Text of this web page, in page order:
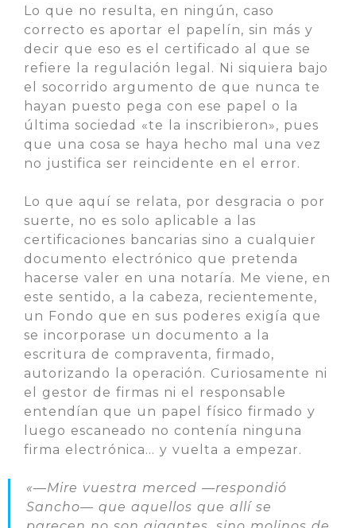
Lo que no resulta, en ningún, caso
correcto es aportar el papelín, sin más y
decir que eso es el certificado al que se
refiere la regulación legal. Ni siquiera bajo
el socorrido argumento de que nunca te
hayan puesto pega con ese papel o la
última sociedad «te la inscribieron», pues
que una cosa se haya hecho mal una vez
no justifica ser reincidente en el error.
Lo que aquí se relata, por desgracia o por
suerte, no es solo aplicable a las
certificaciones bancarias sino a cualquier
documento electrónico que pretenda
hacerse valer en una notaría. Me viene, en
este sentido, a la cabeza, recientemente,
un Fondo que en sus poderes exigía que
se incorporase un documento a la
escritura de compraventa, firmado,
autorizando la operación. Curiosamente ni
el gestor de firmas ni el responsable
entendían que un papel físico firmado y
luego escaneado no contenía ninguna
firma electrónica… y vuelta a empezar.
«—Mire vuestra merced —respondió
Sancho— que aquellos que allí se